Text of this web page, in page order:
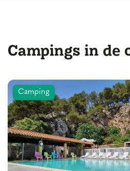
Campings in de
Camping